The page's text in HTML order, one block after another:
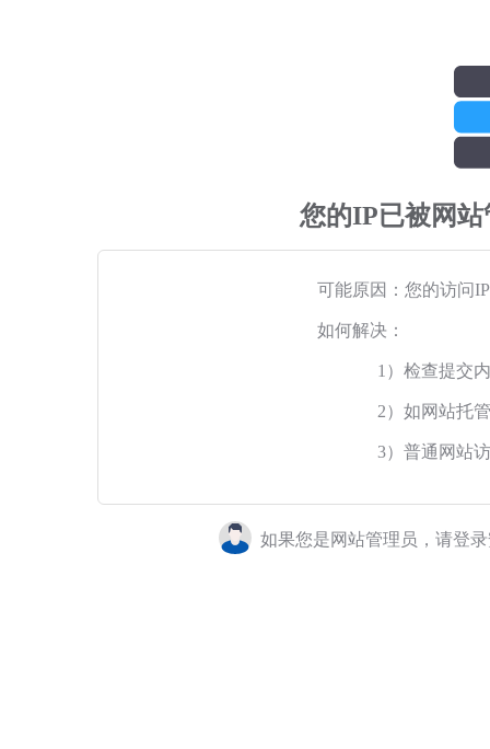
您的IP已被网
可能原因：您的访问
如何解决：
1）检查提交
2）如网站托
3）普通网站
如果您是网站管理员，请登